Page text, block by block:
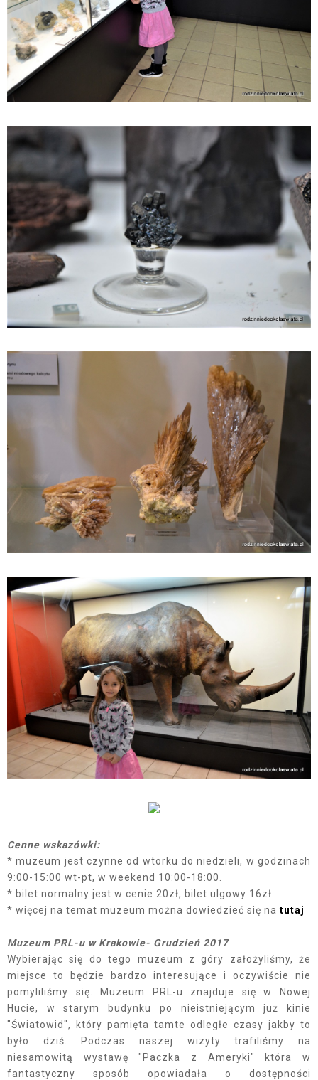
Cenne wskazówki:
* muzeum jest czynne od wtorku do niedzieli, w godzinach
9:00-15:00 wt-pt, w weekend 10:00-18:00.
* bilet normalny jest w cenie 20zł, bilet ulgowy 16zł
* więcej na temat muzeum można dowiedzieć się na tutaj
Muzeum PRL-u w Krakowie- Grudzień 2017
Wybierając się do tego muzeum z góry założyliśmy, że
miejsce to będzie bardzo interesujące i oczywiście nie
pomyliliśmy się. Muzeum PRL-u znajduje się w Nowej
Hucie, w starym budynku po nieistniejącym już kinie
"Światowid", który pamięta tamte odległe czasy jakby to
było dziś. Podczas naszej wizyty trafiliśmy na
niesamowitą wystawę "Paczka z Ameryki" która w
fantastyczny sposób opowiadała o dostępności